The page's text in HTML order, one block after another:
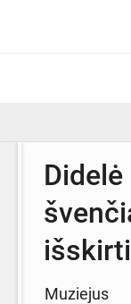
Muziejus